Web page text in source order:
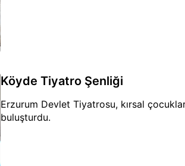
Köyde Tiyatro Şenliği
Erzurum Devlet Tiyatrosu, kırsal
buluşturdu.